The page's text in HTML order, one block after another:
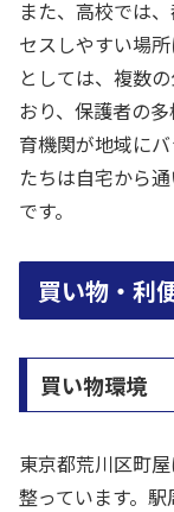
また、高校では
セスしやすい場
としては、複数
おり、保護者の
育機関が地域に
たちは自宅から
です。
買い物・利
買い物環境
東京都荒川区町
整っています。